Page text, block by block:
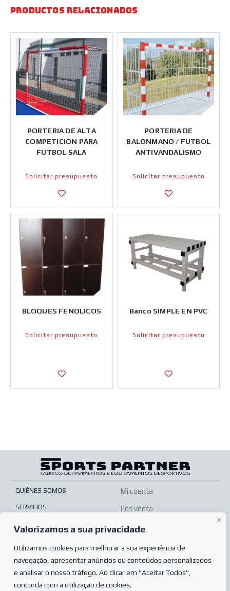
Valorizamos a sua privacidade
Utilizamos cookies para melhorar a sua experiência de
navegação, apresentar anúncios ou conteúdos personalizados
e analisar o nosso tráfego. Ao clicar em "Aceitar Todos",
concorda com a utilização de cookies.
Productos relacionados
PORTERIA DE ALTA
COMPETICIÓN PARA
FUTBOL SALA
Solicitar presupuesto
PORTERIA DE
BALONMANO / FUTBOL
ANTIVANDALISMO
Solicitar presupuesto
BLOQUES FENOLICOS
Solicitar presupuesto
Banco SIMPLE EN PVC
Solicitar presupuesto
QUIÉNES SOMOS
SERVICIOS
POLÍTICA DE PRIVACIDAD
Mi cuenta
Pos venta
Condiciones de venta
Condiciones de pedido
Complaints book
© 2023Sports Partner